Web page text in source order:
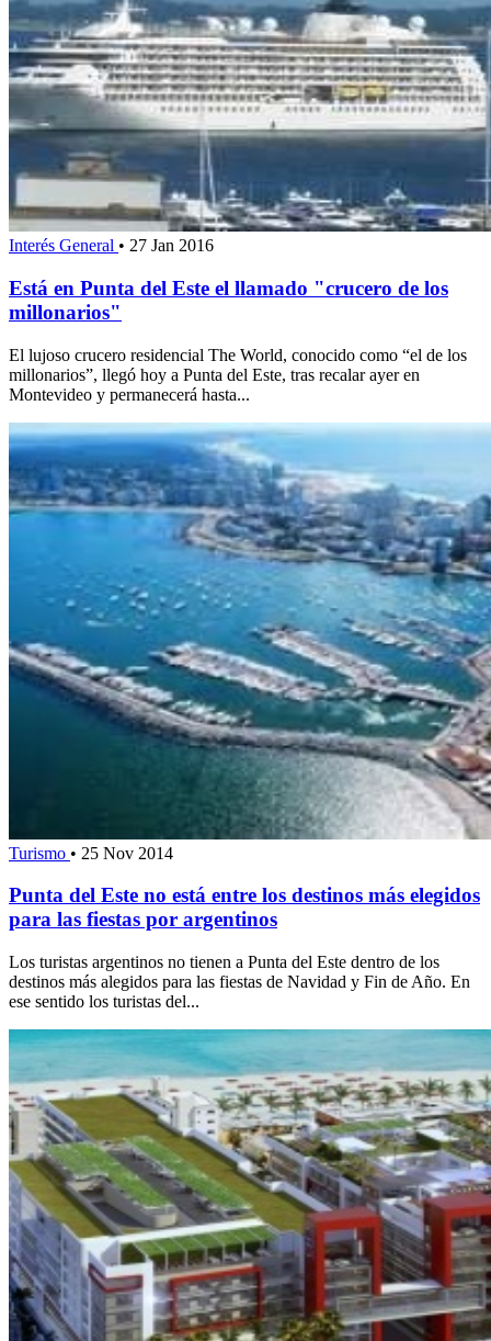
Interés General • 27 Jan 2016
Está en Punta del Este el llamado "crucero de los
millonarios"
El lujoso crucero residencial The World, conocido como “el de los
millonarios”, llegó hoy a Punta del Este, tras recalar ayer en
Montevideo y permanecerá hasta...
Turismo • 25 Nov 2014
Punta del Este no está entre los destinos más elegidos
para las fiestas por argentinos
Los turistas argentinos no tienen a Punta del Este dentro de los
destinos más alegidos para las fiestas de Navidad y Fin de Año. En
ese sentido los turistas del...